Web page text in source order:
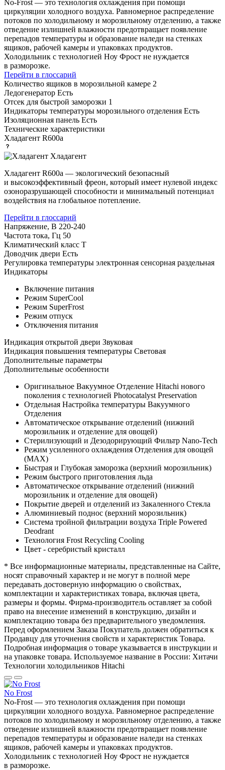
No-Frost — это технология охлаждения при помощи
циркуляции холодного воздуха. Равномерное распределение
потоков по холодильному и морозильному отделению, а также
отведение излишней влажности предотвращает появление
перепадов температуры и образование наледи на стенках
ящиков, рабочей камеры и упаковках продуктов.
Холодильник с технологией Ноу Фрост не нуждается
в разморозке.
Перейти в глоссарий
Количество ящиков в морозильной камере 2
Ледогенератор Есть
Отсек для быстрой заморозки 1
Индикаторы температуры морозильного отделения Есть
Изоляционная панель Есть
Технические характеристики
Хладагент R600a
Хладагент
Хладагент R600a — экологический безопасный
и высокоэффективный фреон, который имеет нулевой индекс
озоноразрушающей способности и минимальный потенциал
воздействия на глобальное потепление.
Перейти в глоссарий
Напряжение, В 220-240
Частота тока, Гц 50
Климатический класс T
Доводчик двери Есть
Регулировка температуры электронная сенсорная раздельная
Индикаторы
Включение питания
Режим SuperCool
Режим SuperFrost
Режим отпуск
Отключения питания
Индикация открытой двери Звуковая
Индикация повышения температуры Световая
Дополнительные параметры
Дополнительные особенности
Оригинальное Вакуумное Отделение Hitachi нового
поколения с технологией Photocatalyst Preservation
Отдельная Настройка температуры Вакуумного
Отделения
Автоматическое открывание отделений (нижний
морозильник и отделение для овощей)
Стерилизующий и Дезодорирующий Фильтр Nano-Tech
Режим усиленного охлаждения Отделения для овощей
(MAX)
Быстрая и Глубокая заморозка (верхний морозильник)
Режим быстрого приготовления льда
Автоматическое открывание отделений (нижний
морозильник и отделение для овощей)
Покрытие дверей и отделений из Закаленного Стекла
Алюминиевый поднос (верхний морозильник)
Система тройной фильтрации воздуха Triple Powered
Deodrant
Технология Frost Recycling Cooling
Цвет - серебристый кристалл
* Все информационные материалы, представленные на Сайте,
носят справочный характер и не могут в полной мере
передавать достоверную информацию о свойствах,
комплектации и характеристиках товара, включая цвета,
размеры и формы. Фирма-производитель оставляет за собой
право на внесение изменений в конструкцию, дизайн и
комплектацию товара без предварительного уведомления.
Перед оформлением Заказа Покупатель должен обратиться к
Продавцу для уточнения свойств и характеристик Товара.
Подробная информация о товаре указывается в инструкции и
на упаковке товара. Используемое название в России: Хитачи
Технологии холодильников Hitachi
No Frost
No-Frost — это технология охлаждения при помощи
циркуляции холодного воздуха. Равномерное распределение
потоков по холодильному и морозильному отделению, а также
отведение излишней влажности предотвращает появление
перепадов температуры и образование наледи на стенках
ящиков, рабочей камеры и упаковках продуктов.
Холодильник с технологией Ноу Фрост не нуждается
в разморозке.